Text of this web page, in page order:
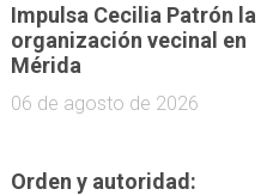
Impulsa Cecilia Patrón la
organización vecinal en
Mérida
06 de agosto de 2026
Orden y autoridad: